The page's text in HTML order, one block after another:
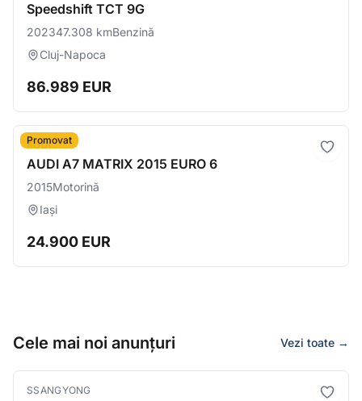
Speedshift TCT 9G
202347.308 kmBenzină
Cluj-Napoca
86.989 EUR
Promovat
AUDI
AUDI A7 MATRIX 2015 EURO 6
2015Motorină
Iași
24.900 EUR
Cele mai noi anunțuri Vezi toate →
SSANGYONG